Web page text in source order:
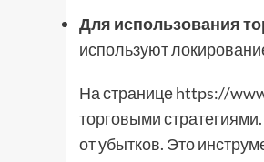
Для использования
используют
На странице https://
торговыми
от убытков. Это